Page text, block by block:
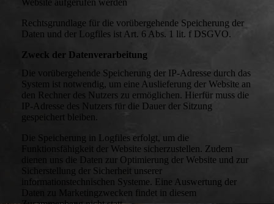
Website aufgerufen werden
Rechtsgrundlage für die vorübergehende Speicherung der
Daten und der Logfiles ist Art. 6 Abs. 1 lit. f DSGVO.
Zweck der Datenverarbeitung
Die vorübergehende Speicherung der IP-Adresse durch das
System ist notwendig, um eine Auslieferung der Website an
den Rechner des Nutzers zu ermöglichen. Hierfür muss die
IP-Adresse des Nutzers für die Dauer der Sitzung
gespeichert bleiben.
Die Speicherung in Logfiles erfolgt, um die
Funktionsfähigkeit der Website sicherzustellen. Zudem
dienen uns die Daten zur Optimierung der Website und zur
Sicherstellung der Sicherheit unserer
informationstechnischen Systeme. Eine Auswertung der
Daten zu Marketingzwecken findet in diesem